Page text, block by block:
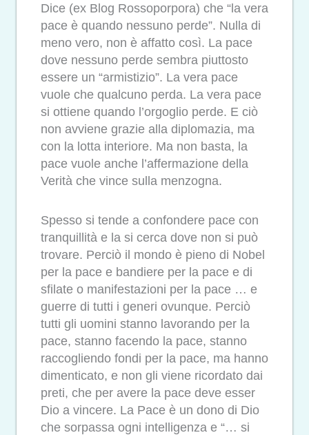
Dice (ex Blog Rossoporpora) che “la vera
pace è quando nessuno perde”. Nulla di
meno vero, non è affatto così. La pace
dove nessuno perde sembra piuttosto
essere un “armistizio”. La vera pace
vuole che qualcuno perda. La vera pace
si ottiene quando l’orgoglio perde. E ciò
non avviene grazie alla diplomazia, ma
con la lotta interiore. Ma non basta, la
pace vuole anche l’affermazione della
Verità che vince sulla menzogna.
Spesso si tende a confondere pace con
tranquillità e la si cerca dove non si può
trovare. Perciò il mondo è pieno di Nobel
per la pace e bandiere per la pace e di
sfilate o manifestazioni per la pace … e
guerre di tutti i generi ovunque. Perciò
tutti gli uomini stanno lavorando per la
pace, stanno facendo la pace, stanno
raccogliendo fondi per la pace, ma hanno
dimenticato, e non gli viene ricordato dai
preti, che per avere la pace deve esser
Dio a vincere. La Pace è un dono di Dio
che sorpassa ogni intelligenza e “… si